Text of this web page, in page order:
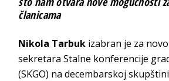
članicama
Nikola Tarbuk izabran je za
sekretara Stalne konferencije
(SKGO) na decembarskoj